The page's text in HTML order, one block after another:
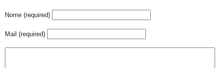
Nome (required)
Mail (required)